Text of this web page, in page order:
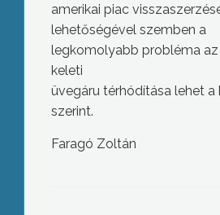
amerikai piac
lehetőségével szemben a
legkomolyabb probléma
keleti
üvegáru térhódítása lehet a
szerint.
Faragó Zoltán